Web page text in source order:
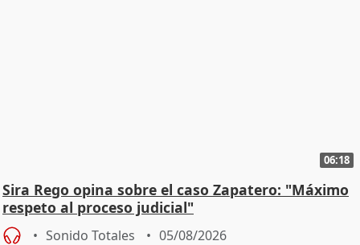
06:18
Sira Rego opina sobre el caso Zapatero: "Máximo
respeto al proceso judicial"
Sonido Totales 05/08/2026